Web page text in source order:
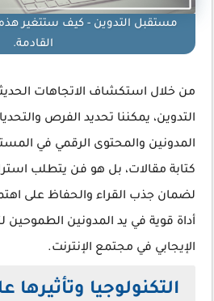
مستقبل التدوين - كيف ستتغير
القادمة.
من خلال استكشاف الاتجاهات
التدوين، يمكننا تحديد الفرص
المدونين والمحتوى الرقمي في
كتابة مقالات، بل هو فن يتطلب
لضمان جذب القراء والحفاظ على
أداة قوية في يد المدونين الطموحين
الإيجابي في مجتمع الإنترنت.
التكنولوجيا